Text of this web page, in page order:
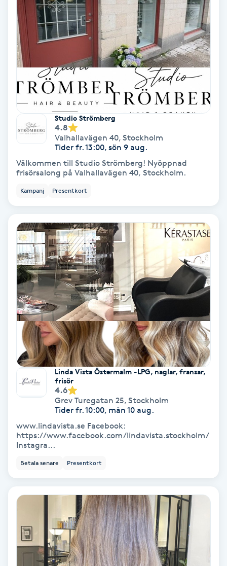
Läpptatuering
Makeup
Manikyr & Pedikyr
Massage
Medium
Megavolymfransar
Melasma
Mesoterapi
MicroPen
Microshading
Nagelförlängning
Nagelförlängning akryl
Nagelförlängning gelé
Nagelförlängning glasfiber
Studio Strömberg
4.8
Valhallavägen 40, Stockholm
Tider fr. 13:00, sön 9 aug.
Välkommen till Studio Strömberg! Nyöppnad
frisörsalong på Valhallavägen 40, Stockholm.
Kampanj Presentkort
Linda Vista Östermalm -LPG, naglar, fransar,
frisör
4.6
Grev Turegatan 25, Stockholm
Tider fr. 10:00, mån 10 aug.
www.lindavista.se Facebook:
https://www.facebook.com/lindavista.stockholm/
Instagra...
Betala senare Presentkort